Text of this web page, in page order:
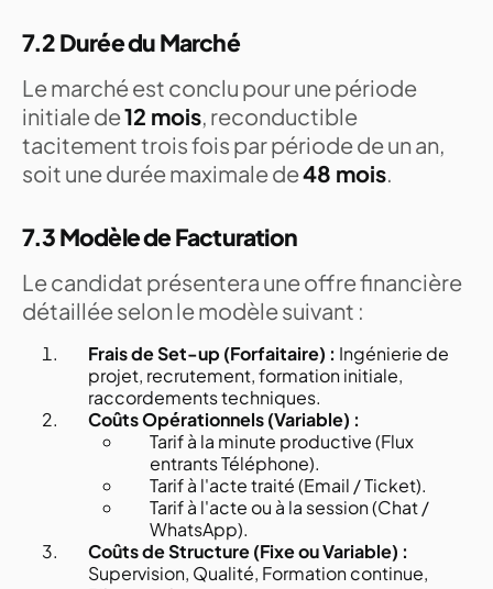
7.2 Durée du Marché
Le marché est conclu pour une période
initiale de12 mois, reconductible
tacitement trois fois par période de un an,
soit une durée maximale de48 mois.
7.3 Modèle de Facturation
Le candidat présentera une offre financière
détaillée selon le modèle suivant :
Frais de Set-up (Forfaitaire) : Ingénierie de
projet, recrutement, formation initiale,
raccordements techniques.
Coûts Opérationnels (Variable) :
Tarif à la minute productive (Flux
entrants Téléphone).
Tarif à l'acte traité (Email / Ticket).
Tarif à l'acte ou à la session (Chat /
WhatsApp).
Coûts de Structure (Fixe ou Variable) :
Supervision, Qualité, Formation continue,